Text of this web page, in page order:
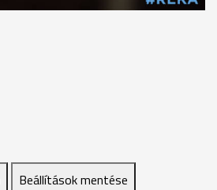
Beállítások mentése